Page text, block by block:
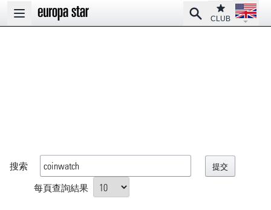
Open main menu
SearchClub
CLUB
Open
搜索
每頁查詢結果